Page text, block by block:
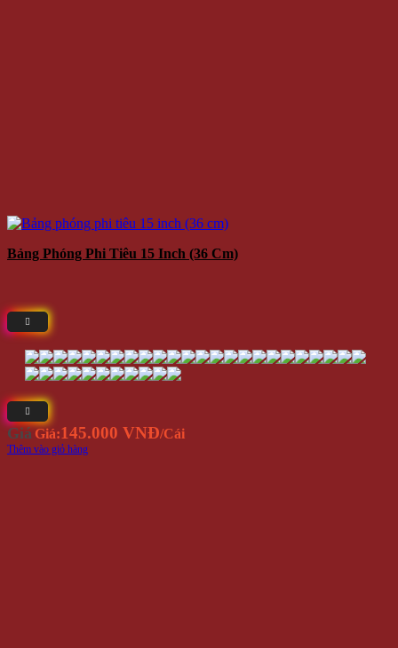
Bảng Phóng Phi Tiêu 15 Inch (36 Cm)
Giá Giá:145.000 VNĐ/Cái
Thêm vào giỏ hàng